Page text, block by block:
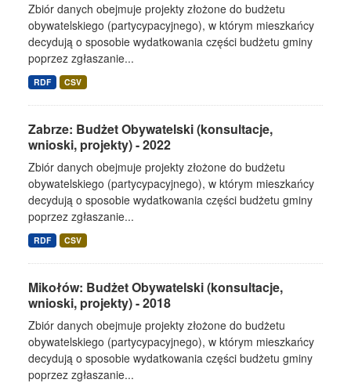
Zbiór danych obejmuje projekty złożone do budżetu
obywatelskiego (partycypacyjnego), w którym mieszkańcy
decydują o sposobie wydatkowania części budżetu gminy
poprzez zgłaszanie...
RDF CSV
Zabrze: Budżet Obywatelski (konsultacje,
wnioski, projekty) - 2022
Zbiór danych obejmuje projekty złożone do budżetu
obywatelskiego (partycypacyjnego), w którym mieszkańcy
decydują o sposobie wydatkowania części budżetu gminy
poprzez zgłaszanie...
RDF CSV
Mikołów: Budżet Obywatelski (konsultacje,
wnioski, projekty) - 2018
Zbiór danych obejmuje projekty złożone do budżetu
obywatelskiego (partycypacyjnego), w którym mieszkańcy
decydują o sposobie wydatkowania części budżetu gminy
poprzez zgłaszanie...